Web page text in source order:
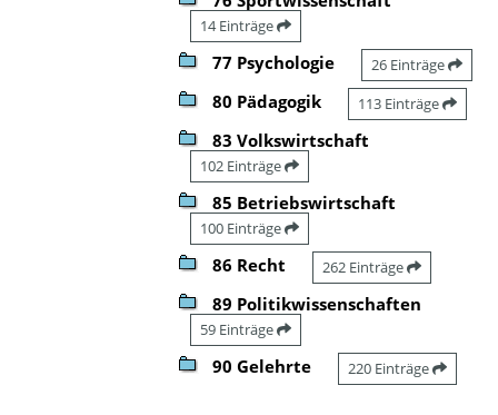
14 Einträge
77 Psychologie 26 Einträge
80 Pädagogik 113 Einträge
83 Volkswirtschaft
102 Einträge
85 Betriebswirtschaft
100 Einträge
86 Recht 262 Einträge
89 Politikwissenschaften
59 Einträge
90 Gelehrte 220 Einträge